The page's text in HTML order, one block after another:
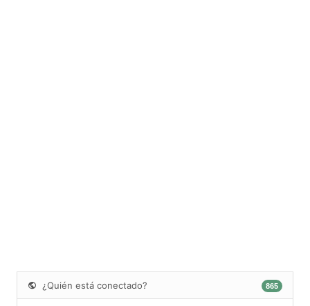
¿Quién está conectado? 865